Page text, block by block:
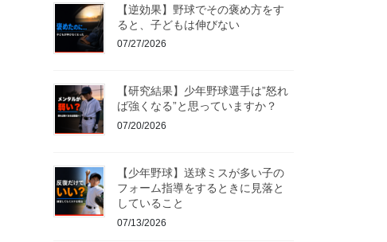
【逆効果】野球でその褒め方をす
ると、子どもは伸びない
07/27/2026
【研究結果】少年野球選手は”怒れ
ば強くなる”と思っていますか？
07/20/2026
【少年野球】送球ミスが多い子の
フォーム指導をするときに見落と
していること
07/13/2026